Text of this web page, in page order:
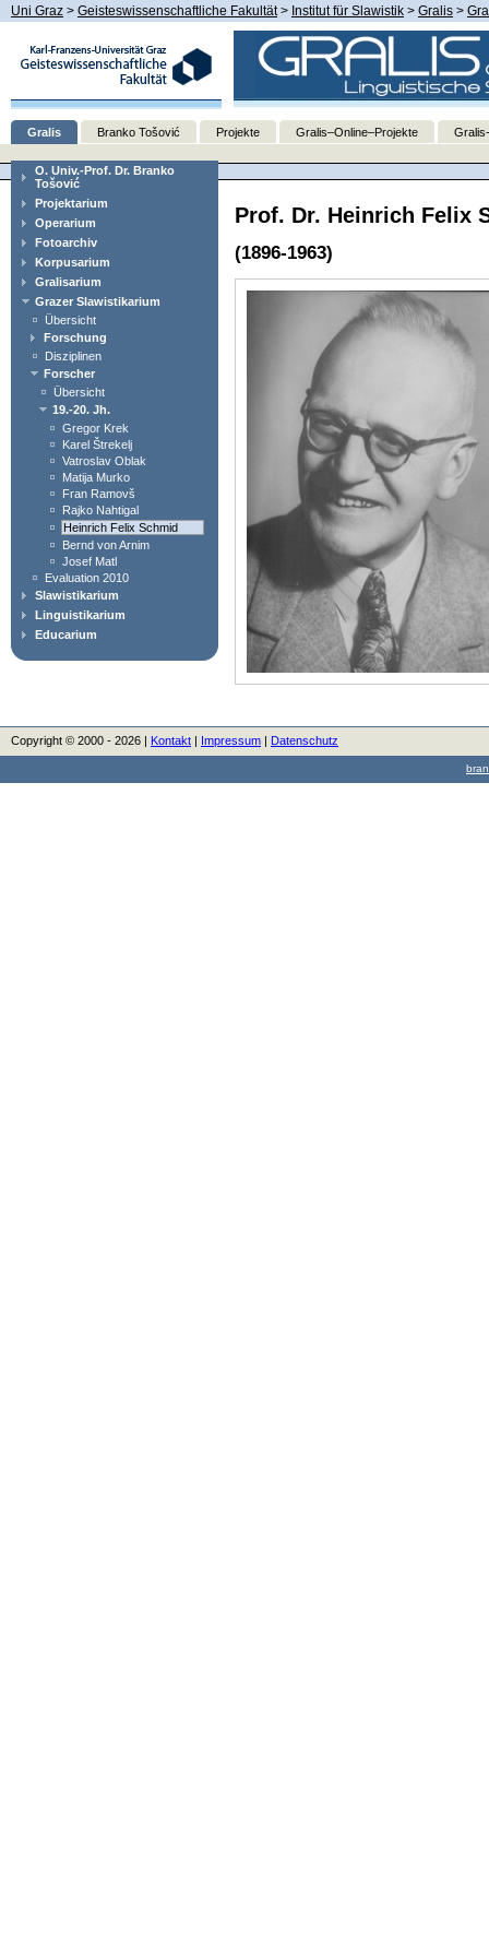
Uni Graz > Geisteswissenschaftliche Fakultät> Institut für Slawistik > Gralis >
Gralis Branko Tošović Projekte Gralis–Online–Projekte
O. Univ.-Prof. Dr. Branko
Tošović
Projektarium
Operarium
Fotoarchiv
Korpusarium
Gralisarium
Grazer Slawistikarium
Übersicht
Forschung
Disziplinen
Forscher
Übersicht
19.-20. Jh.
Gregor Krek
Karel Štrekelj
Vatroslav Oblak
Matija Murko
Fran Ramovš
Rajko Nahtigal
Heinrich Felix Schmid
Bernd von Arnim
Josef Matl
Evaluation 2010
Slawistikarium
Linguistikarium
Educarium
Prof. Dr. Heinrich Felix
(1896-1963)
Copyright © 2000 - 2026 | Kontakt | Impressum | Datenschutz